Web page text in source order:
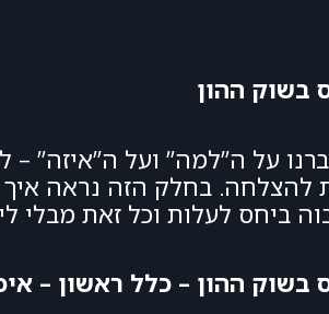
בשוק ההון
על ה”למה” ועל ה”איזה”
להצלחה. בחלק הזה נראה
ביחס לעלות וכל זאת מבלי
בשוק ההון – כלל ראשון –